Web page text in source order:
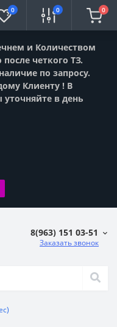
и Количеством
четкого ТЗ.
по запросу.
Клиенту ! В
уточняйте в день
0 0 0
8(963) 151 03-51
Заказать звонок